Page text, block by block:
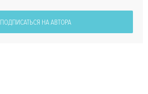
ПОДПИСАТЬСЯ НА АВТОРА